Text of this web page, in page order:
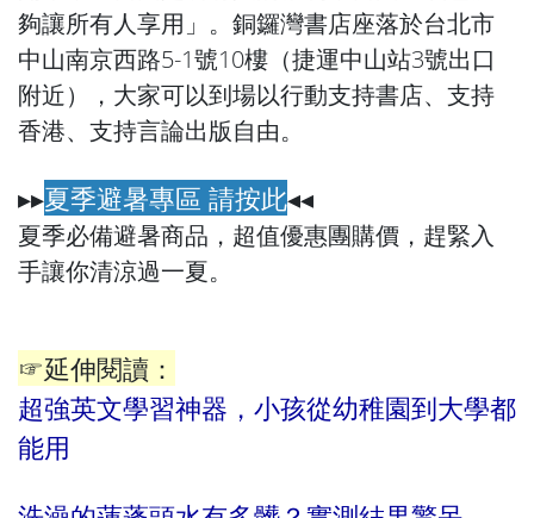
夠讓所有人享用」。銅鑼灣書店座落於台北市
中山南京西路5-1號10樓（捷運中山站3號出口
附近），大家可以到場以行動支持書店、支持
香港、支持言論出版自由。
▸▸夏季避暑專區 請按此◂◂
夏季必備避暑商品，超值優惠團購價，趕緊入
手讓你清涼過一夏。
☞延伸閱讀：
超強英文學習神器，小孩從幼稚園到大學都
能用